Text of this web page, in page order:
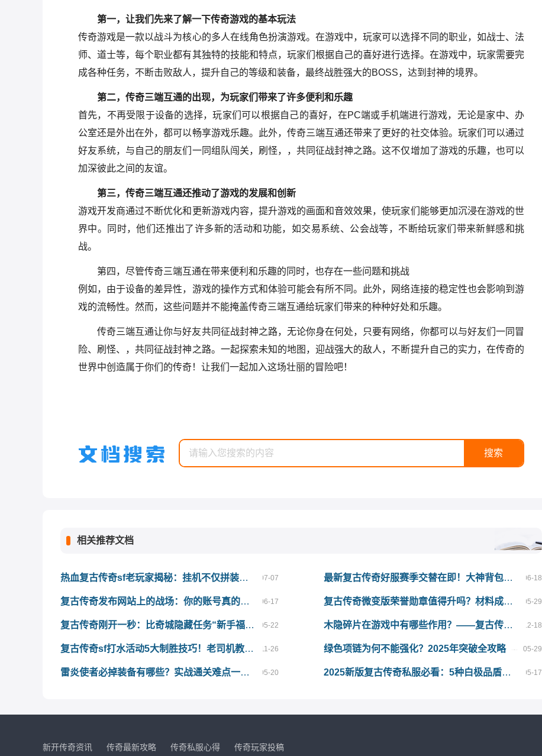
第一，让我们先来了解一下传奇游戏的基本玩法
传奇游戏是一款以战斗为核心的多人在线角色扮演游戏。在游戏中，玩家可以选择不同的职业，如战士、法
师、道士等，每个职业都有其独特的技能和特点，玩家们根据自己的喜好进行选择。在游戏中，玩家需要完
成各种任务，不断击败敌人，提升自己的等级和装备，最终战胜强大的BOSS，达到封神的境界。
第二，传奇三端互通的出现，为玩家们带来了许多便利和乐趣
首先，不再受限于设备的选择，玩家们可以根据自己的喜好，在PC端或手机端进行游戏，无论是家中、办
公室还是外出在外，都可以畅享游戏乐趣。此外，传奇三端互通还带来了更好的社交体验。玩家们可以通过
好友系统，与自己的朋友们一同组队闯关，刷怪，，共同征战封神之路。这不仅增加了游戏的乐趣，也可以
加深彼此之间的友谊。
第三，传奇三端互通还推动了游戏的发展和创新
游戏开发商通过不断优化和更新游戏内容，提升游戏的画面和音效效果，使玩家们能够更加沉浸在游戏的世
界中。同时，他们还推出了许多新的活动和功能，如交易系统、公会战等，不断给玩家们带来新鲜感和挑
战。
第四，尽管传奇三端互通在带来便利和乐趣的同时，也存在一些问题和挑战
例如，由于设备的差异性，游戏的操作方式和体验可能会有所不同。此外，网络连接的稳定性也会影响到游
戏的流畅性。然而，这些问题并不能掩盖传奇三端互通给玩家们带来的种种好处和乐趣。
传奇三端互通让你与好友共同征战封神之路，无论你身在何处，只要有网络，你都可以与好友们一同冒
险、刷怪、，共同征战封神之路。一起探索未知的地图，迎战强大的敌人，不断提升自己的实力，在传奇的
世界中创造属于你们的传奇！让我们一起加入这场壮丽的冒险吧！
相关推荐文档
热血复古传奇sf老玩家揭秘：挂机不仅拼装备，更要懂这3条防封红线 07-07 最新复古传奇好服赛季交替在即！大神背包里从不丢弃的5样底牌道具 06-18
复古传奇发布网站上的战场：你的账号真的经得起考验吗？ 06-17 复古传奇微变版荣誉勋章值得升吗？材料成本与回报全面分析 05-29
复古传奇刚开一秒：比奇城隐藏任务“新手福利”领金币教程 05-22 木隐碎片在游戏中有哪些作用？——复古传奇发布网玩家必看攻略 12-18
复古传奇sf打水活动5大制胜技巧！老司机教你轻松搬空奖励池 11-26 绿色项链为何不能强化？2025年突破全攻略 05-29
雷炎使者必掉装备有哪些？实战通关难点一网打尽！ 05-20 2025新版复古传奇私服必看：5种白极品盾牌全攻略 05-17
新开传奇资讯 传奇最新攻略 传奇私服心得 传奇玩家投稿